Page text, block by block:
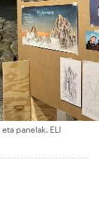
panelak. ELI